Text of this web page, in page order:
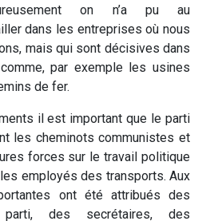
on n’a pu au
dans les entreprises où nous
mais qui sont décisives dans
par exemple les usines
de fer.
il est important que le parti
les cheminots communistes et
forces sur le travail politique
employés des transports. Aux
ont été attribués des
parti, des secrétaires, des